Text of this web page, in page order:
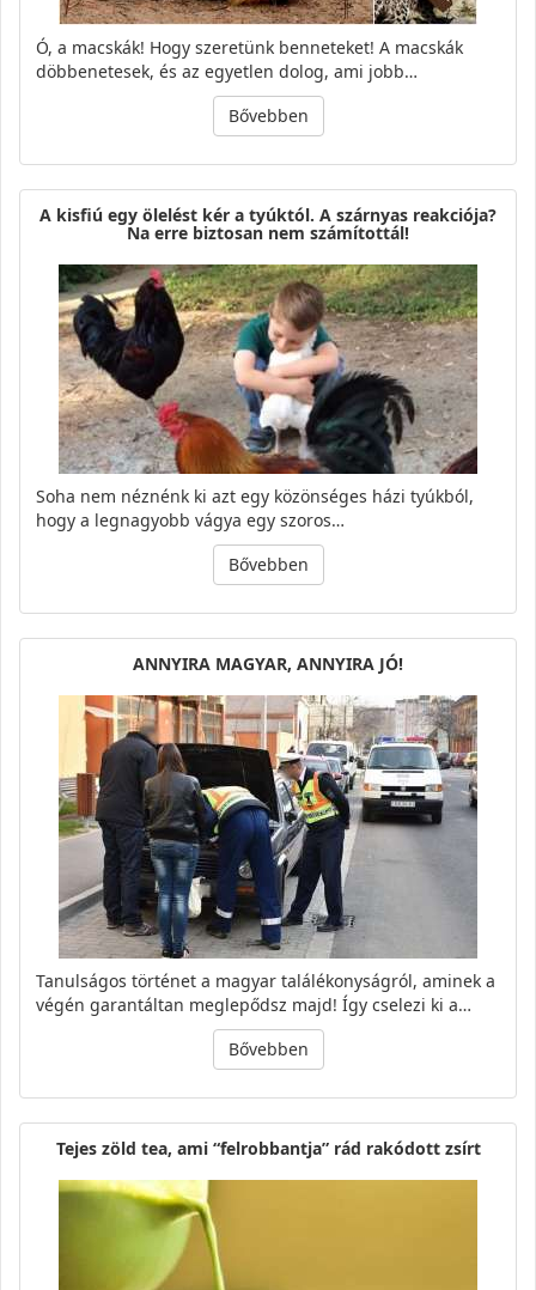
Ó, a macskák! Hogy szeretünk benneteket! A macskák
döbbenetesek, és az egyetlen dolog, ami jobb…
Bővebben
A kisfiú egy ölelést kér a tyúktól. A szárnyas reakciója?
Na erre biztosan nem számítottál!
Soha nem néznénk ki azt egy közönséges házi tyúkból,
hogy a legnagyobb vágya egy szoros…
Bővebben
ANNYIRA MAGYAR, ANNYIRA JÓ!
Tanulságos történet a magyar találékonyságról, aminek a
végén garantáltan meglepődsz majd! Így cselezi ki a…
Bővebben
Tejes zöld tea, ami “felrobbantja” rád rakódott zsírt